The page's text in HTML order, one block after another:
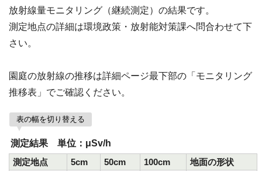
放射線量モニタリング（継続測定）の結果です。
測定地点の詳細は環境政策・放射能対策課へ問合わせて下
さい。
園庭の放射線の推移は詳細ページ最下部の「モニタリング
推移表」でご確認ください。
表の幅を切り替える
測定結果 単位：μSv/h
測定地点
5cm 50cm 100cm 地面の形状